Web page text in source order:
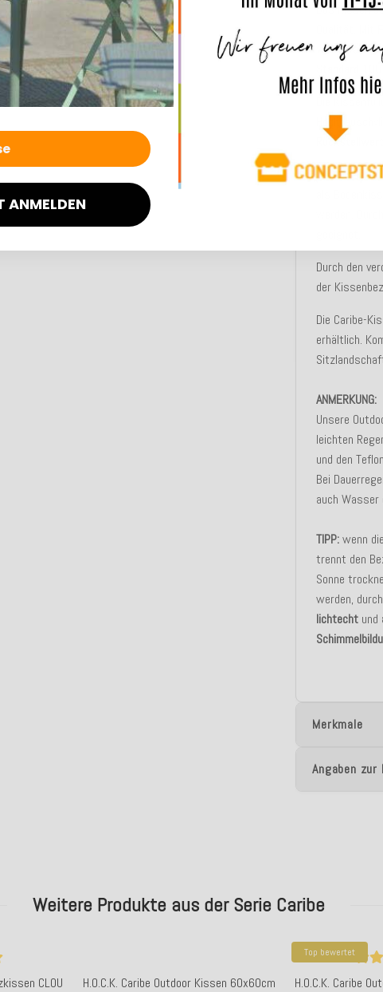
Das Kissen
Die
Das Kissen
als
werden.
Durch den
der
Die Caribe-
erhältlich.
ANMERKUNG:
Unsere
leichten
und den
Bei
auch
TIPP:wenn
trennt den
Sonne
werden,
lichtecht und
Merkmale
Angaben
Weitere Produkte aus der Serie Caribe
CLOU H.O.C.K. Caribe Outdoor Kissen 60x60cm
Top bewertet
H.O.C.K. Caribe
ANMELDEN